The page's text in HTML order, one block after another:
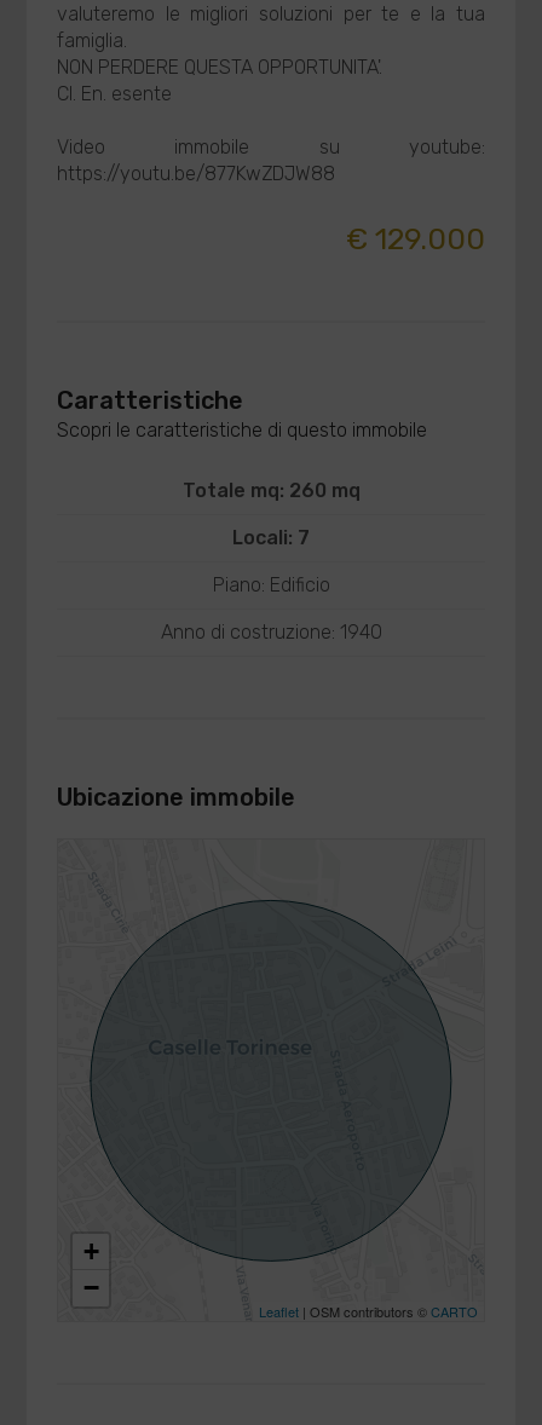
valuteremo le migliori soluzioni per te e la tua
famiglia.
NON PERDERE QUESTA OPPORTUNITA'.
Cl. En. esente
Video immobile su youtube:
https://youtu.be/877KwZDJW88
€ 129.000
Caratteristiche
Scopri le caratteristiche di questo immobile
Totale mq: 260 mq
Locali: 7
Piano: Edificio
Anno di costruzione: 1940
Ubicazione immobile
+
−
Leaflet| OSM contributors ©CARTO